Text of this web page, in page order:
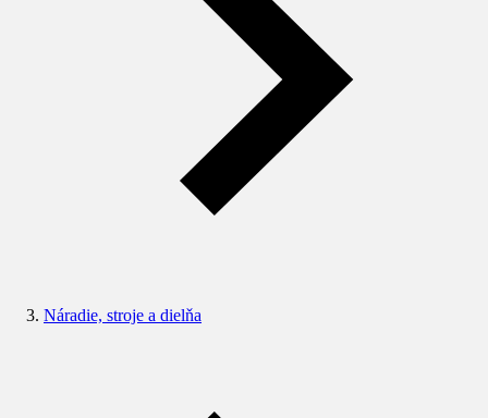
Náradie, stroje a dielňa